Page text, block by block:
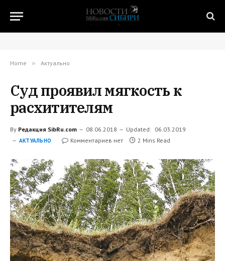
Home » Актуально
Суд проявил мягкость к
расхитителям
By Редакция SibRu.com 08.06.2018 Updated: 06.03.2019
АКТУАЛЬНО Комментариев нет 2 Mins Read